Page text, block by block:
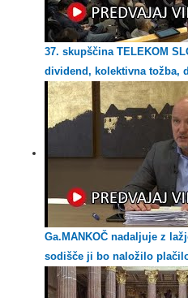
37. skupščina TELEKOM
dividend, kolektivna tožba,
Ga.MANKOČ nadaljuje z
sodišče ji bo naložilo